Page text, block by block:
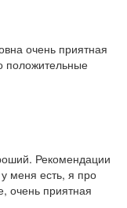
очень приятная
положительные
Рекомендации
меня есть, я про
очень приятная